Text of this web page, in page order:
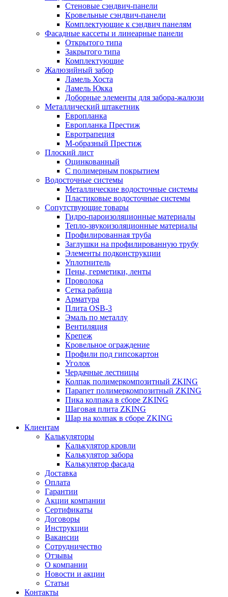
Стеновые сэндвич-панели
Кровельные сэндвич-панели
Комплектующие к сэндвич панелям
Фасадные кассеты и линеарные панели
Открытого типа
Закрытого типа
Комплектующие
Жалюзийный забор
Ламель Хоста
Ламель Юкка
Доборные элементы для забора-жалюзи
Металлический штакетник
Европланка
Европланка Престиж
Евротрапеция
М-образный Престиж
Плоский лист
Оцинкованный
С полимерным покрытием
Водосточные системы
Металлические водосточные системы
Пластиковые водосточные системы
Сопутствующие товары
Гидро-пароизоляционные материалы
Тепло-звукоизоляционные материалы
Профилированная труба
Заглушки на профилированную трубу
Элементы подконструкции
Уплотнитель
Пены, герметики, ленты
Проволока
Сетка рабица
Арматура
Плита OSB-3
Эмаль по металлу
Вентиляция
Крепеж
Кровельное ограждение
Профили под гипсокартон
Уголок
Чердачные лестницы
Колпак полимеркомпозитный ZKING
Парапет полимеркомпозитный ZKING
Пика колпака в сборе ZKING
Шаговая плита ZKING
Шар на колпак в сборе ZKING
Клиентам
Калькуляторы
Калькулятор кровли
Калькулятор забора
Калькулятор фасада
Доставка
Оплата
Гарантии
Акции компании
Сертификаты
Договоры
Инструкции
Вакансии
Сотрудничество
Отзывы
О компании
Новости и акции
Статьи
Контакты